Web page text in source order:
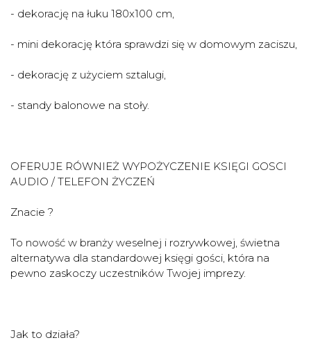
- dekorację na łuku 180x100 cm,
- mini dekorację która sprawdzi się w domowym zaciszu,
- dekorację z użyciem sztalugi,
- standy balonowe na stoły.
OFERUJE RÓWNIEŻ WYPOŻYCZENIE KSIĘGI GOSCI
AUDIO / TELEFON ŻYCZEŃ
Znacie ?
To nowość w branży weselnej i rozrywkowej, świetna
alternatywa dla standardowej księgi gości, która na
pewno zaskoczy uczestników Twojej imprezy.
Jak to działa?